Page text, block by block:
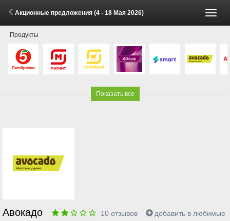
Акционные предложения (4 - 18 Мая 2026)
Продукты
Показать все
Авокадо 10 отзывов добавить в любимые